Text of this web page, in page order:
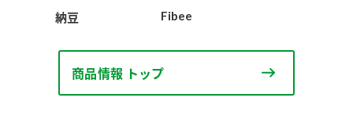
納豆 Fibee
商品情報 トップ